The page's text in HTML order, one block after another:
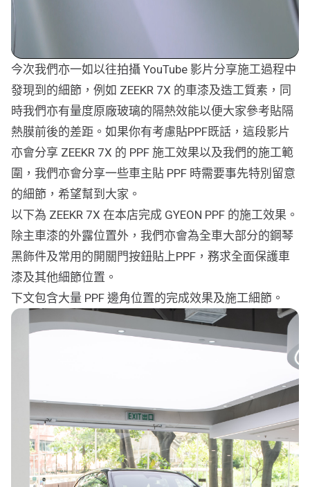
今次我們亦一如以往拍攝 YouTube 影片分享施工過程中
發現到的細節，例如 ZEEKR 7X 的車漆及造工質素，同
時我們亦有量度原廠玻璃的隔熱效能以便大家參考貼隔
熱膜前後的差距。如果你有考慮貼PPF既話，這段影片
亦會分享 ZEEKR 7X 的 PPF 施工效果以及我們的施工範
圍，我們亦會分享一些車主貼 PPF 時需要事先特別留意
的細節，希望幫到大家。
以下為 ZEEKR 7X 在本店完成 GYEON PPF 的施工效果。
除主車漆的外露位置外，我們亦會為全車大部分的鋼琴
黑飾件及常用的開關門按鈕貼上PPF，務求全面保護車
漆及其他細節位置。
下文包含大量 PPF 邊角位置的完成效果及施工細節。